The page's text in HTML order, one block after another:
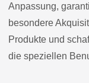
Anpassung,
besondere
Produkte und
die speziellen